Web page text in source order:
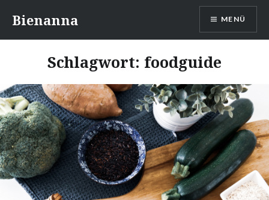
zum
Inhalt
Bienanna MENÜ
Schlagwort: foodguide